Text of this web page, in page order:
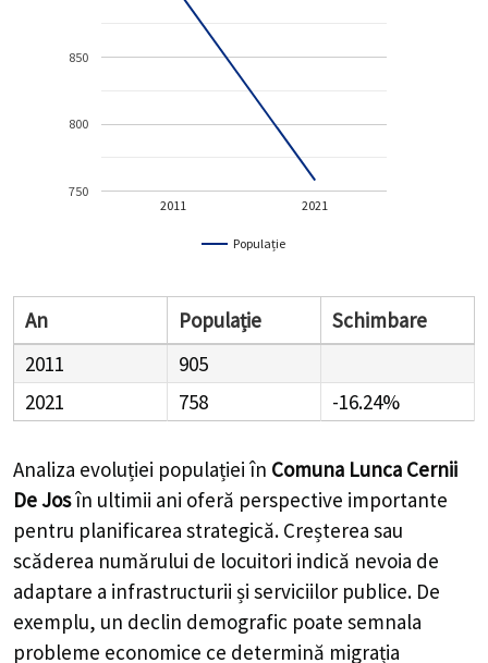
Populație
2011 2021
750
800
850
An Populație
Schimbare
2011
905
2021
758 -16.24%
Analiza evoluției populației în Comuna Lunca Cernii
De Josîn ultimii ani oferă perspective importante
pentru planificarea strategică. Creșterea sau
scăderea numărului de locuitori indică nevoia de
adaptare a infrastructurii și serviciilor publice. De
exemplu, un declin demografic poate semnala
probleme economice ce determină migrația